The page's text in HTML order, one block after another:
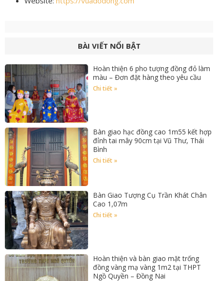
BÀI VIẾT NỔI BẬT
Hoàn thiện 6 pho tượng đồng đỏ làm
màu – Đơn đặt hàng theo yêu cầu
Chi tiết »
Bàn giao hạc đồng cao 1m55 kết hợp
đỉnh tai mây 90cm tại Vũ Thư, Thái
Bình
Chi tiết »
Bàn Giao Tượng Cụ Trần Khát Chân
Cao 1,07m
Chi tiết »
Hoàn thiện và bàn giao mặt trống
đồng vàng mạ vàng 1m2 tại THPT
Ngồ Quyền – Đồng Nai